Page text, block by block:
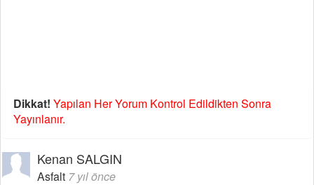
Dikkat! Yapılan Her Yorum Kontrol Edildikten Sonra
Yayınlanır.
Kenan SALGIN
Asfalt 7 yıl önce